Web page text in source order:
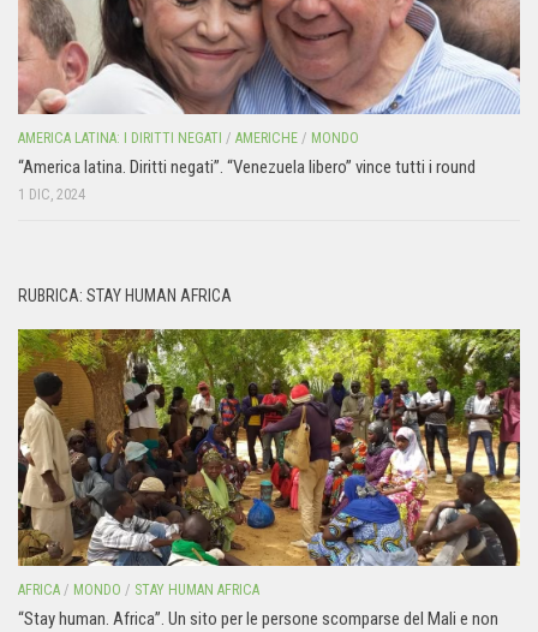
AMERICA LATINA: I DIRITTI NEGATI / AMERICHE / MONDO
“America latina. Diritti negati”. “Venezuela libero” vince tutti i round
1 DIC, 2024
RUBRICA: STAY HUMAN AFRICA
AFRICA / MONDO / STAY HUMAN AFRICA
“Stay human. Africa”. Un sito per le persone scomparse del Mali e non